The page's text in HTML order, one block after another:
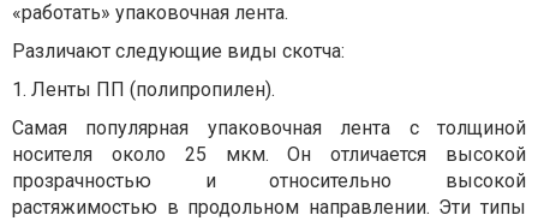
«работать» упаковочная лента.
Различают следующие виды скотча:
1. Ленты ПП (полипропилен).
Самая популярная упаковочная лента с толщиной
носителя около 25 мкм. Он отличается высокой
прозрачностью и относительно высокой
растяжимостью в продольном направлении. Эти типы